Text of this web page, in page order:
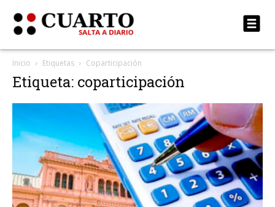
Inicio Etiquetas Coparticipación
Etiqueta: coparticipación